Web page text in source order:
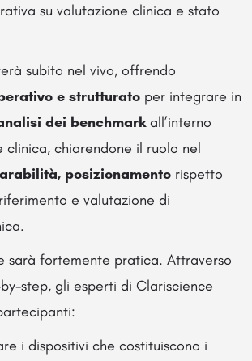
su valutazione clinica e stato
subito nel vivo, offrendo
e strutturato per integrare in
dei benchmarkall’interno
clinica, chiarendone il ruolo nel
posizionamento rispetto
e valutazione di
sarà fortemente pratica. Attraverso
step, gli esperti di Clariscience
i dispositivi che costituiscono i